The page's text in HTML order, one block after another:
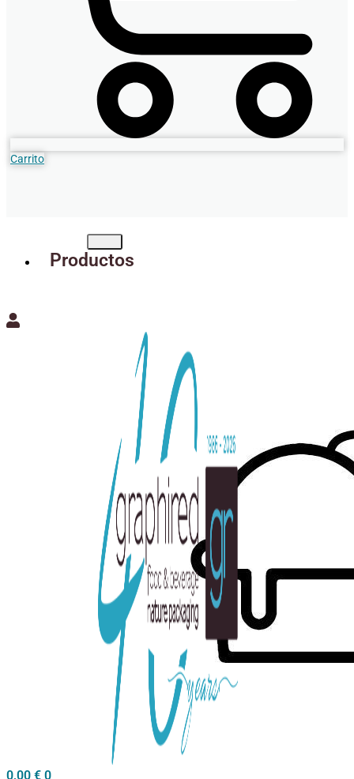
Carrito
Productos
0,00 € 0